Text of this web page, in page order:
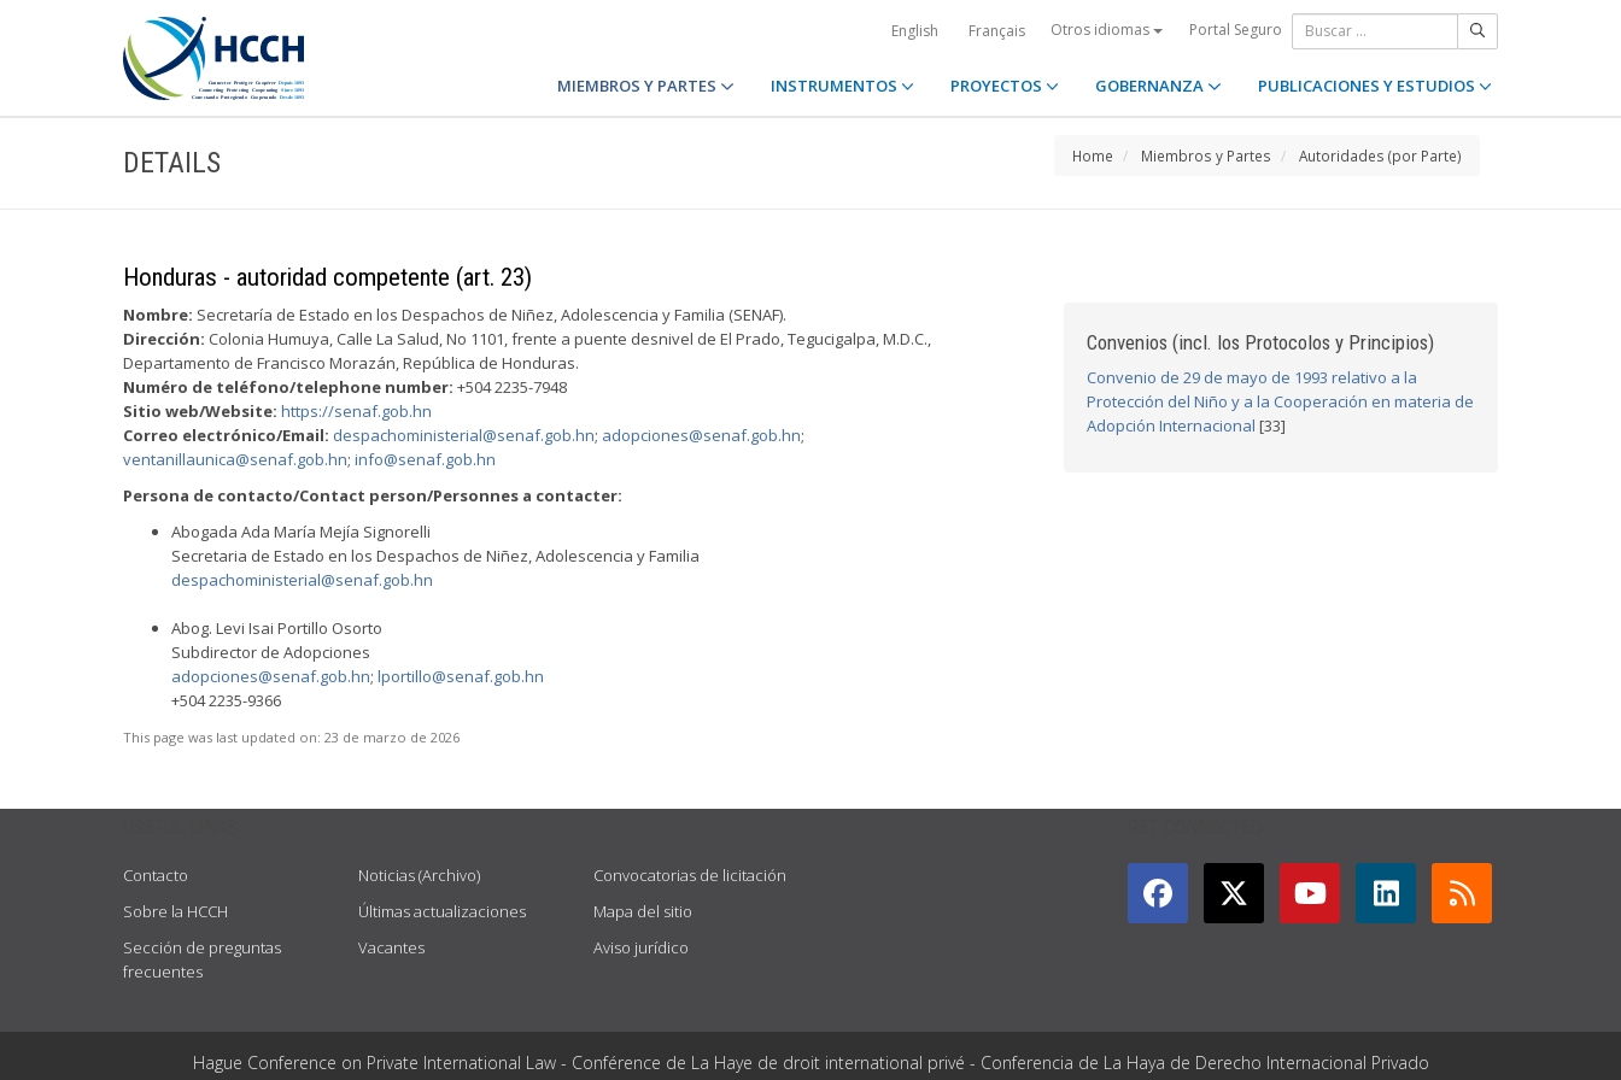
English Français Otros idiomas Portal Seguro
MIEMBROS Y PARTES INSTRUMENTOS PROYECTOS GOBERNANZA PUBLICACIONES Y ESTUDIOS
DETAILS Home Miembros y Partes Autoridades (por Parte)
Honduras - autoridad competente (art. 23)
Nombre: Secretaría de Estado en los Despachos de Niñez, Adolescencia y Familia (SENAF).
Dirección: Colonia Humuya, Calle La Salud, No 1101, frente a puente desnivel de El Prado, Tegucigalpa, M.D.C.,
Departamento de Francisco Morazán, República de Honduras.
Numéro de teléfono/telephone number: +504 2235-7948
Sitio web/Website: https://senaf.gob.hn
Correo electrónico/Email: despachoministerial@senaf.gob.hn; adopciones@senaf.gob.hn;
ventanillaunica@senaf.gob.hn; info@senaf.gob.hn
Persona de contacto/Contact person/Personnes a contacter:
Abogada Ada María Mejía Signorelli
Secretaria de Estado en los Despachos de Niñez, Adolescencia y Familia
despachoministerial@senaf.gob.hn
Abog. Levi Isai Portillo Osorto
Subdirector de Adopciones
adopciones@senaf.gob.hn; lportillo@senaf.gob.hn
+504 2235-9366
This page was last updated on: 23 de marzo de 2026
Convenios (incl. los Protocolos y Principios)
Convenio de 29 de mayo de 1993 relativo a la
Protección del Niño y a la Cooperación en materia de
Adopción Internacional [33]
Contacto
Sobre la HCCH
Sección de preguntas
frecuentes
Noticias (Archivo)
Últimas actualizaciones
Vacantes
Convocatorias de licitación
Mapa del sitio
Aviso jurídico
Hague Conference on Private International Law - Conférence de La Haye de droit international privé - Conferencia de La Haya de Derecho Internacional Privado